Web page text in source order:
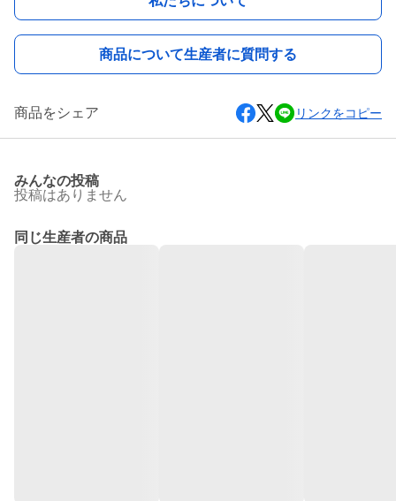
商品について生産者に質問する
商品をシェア リンクをコピー
みんなの投稿
投稿はありません
同じ生産者の商品